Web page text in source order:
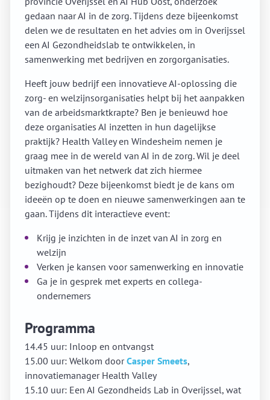
gedaan naar AI in de zorg. Tijdens deze bijeenkomst
delen we de resultaten en het advies om in Overijssel
een AI Gezondheidslab te ontwikkelen, in
samenwerking met bedrijven en zorgorganisaties.
Heeft jouw bedrijf een innovatieve AI-oplossing die
zorg- en welzijnsorganisaties helpt bij het aanpakken
van de arbeidsmarktkrapte? Ben je benieuwd hoe
deze organisaties AI inzetten in hun dagelijkse
praktijk? Health Valley en Windesheim nemen je
graag mee in de wereld van AI in de zorg. Wil je deel
uitmaken van het netwerk dat zich hiermee
bezighoudt? Deze bijeenkomst biedt je de kans om
ideeën op te doen en nieuwe samenwerkingen aan te
gaan. Tijdens dit interactieve event:
Krijg je inzichten in de inzet van AI in zorg en
welzijn
Verken je kansen voor samenwerking en innovatie
Ga je in gesprek met experts en collega-
ondernemers
Programma
14.45 uur: Inloop en ontvangst
15.00 uur: Welkom doorCasper Smeets,
innovatiemanager Health Valley
15.10 uur: Een AI Gezondheids Lab in Overijssel, wat